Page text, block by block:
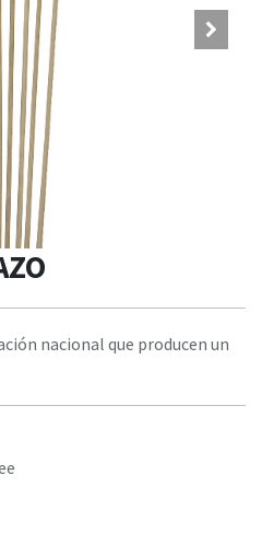
nacional que producen un